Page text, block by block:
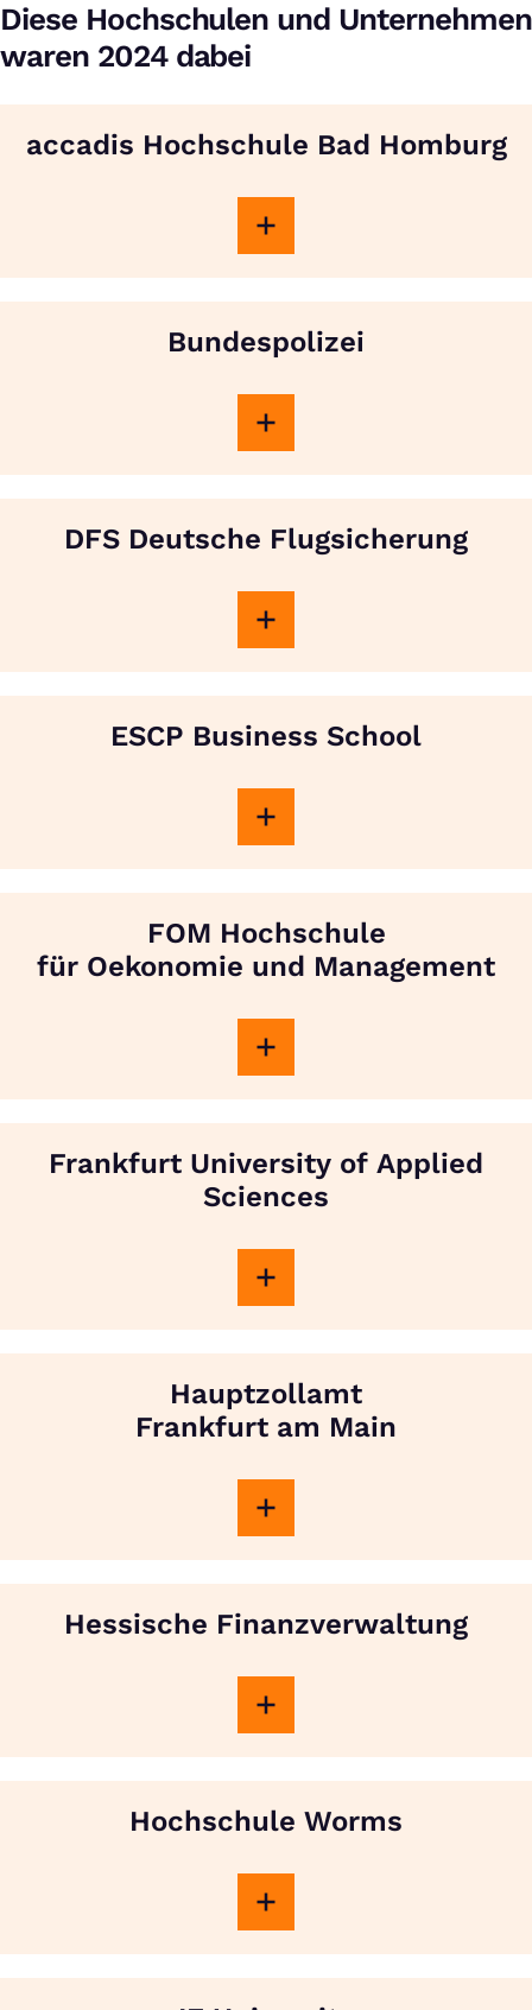
Diese Hochschulen und Unternehmen
waren 2024 dabei
accadis Hochschule Bad Homburg
Bundespolizei
DFS Deutsche Flugsicherung
ESCP Business School
FOM Hochschule
für Oekonomie und Management
Frankfurt University of Applied
Sciences
Hauptzollamt
Frankfurt am Main
Hessische Finanzverwaltung
Hochschule Worms